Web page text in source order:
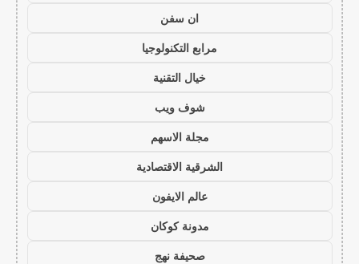
ان سفن
مرابع التكنولوجيا
خيال التقنية
شوف ويب
مجلة الاسهم
الشرقية الاقتصادية
عالم الايفون
مدونة كوكان
صحيفة نهج